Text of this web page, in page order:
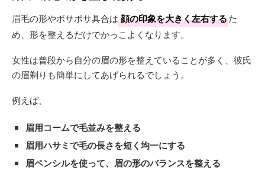
眉毛の形やボサボサ具合は 顔の印象を大きく左右するた
め、形を整えるだけでかっこよくなります。
女性は普段から自分の眉の形を整えていることが多く、彼氏
の眉剃りも簡単にしてあげられるでしょう。
例えば、
眉用コームで毛並みを整える
眉用ハサミで毛の長さを短く均一にする
眉ペンシルを使って、眉の形のバランスを整える